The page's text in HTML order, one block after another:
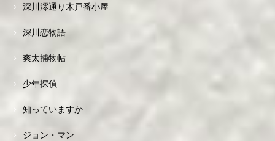
深川澪通り木戸番小屋
深川恋物語
爽太捕物帖
少年探偵
知っていますか
ジョン・マン